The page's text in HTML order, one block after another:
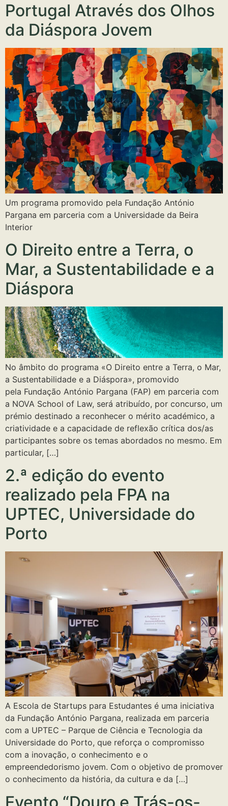
Portugal Através dos Olhos
da Diáspora Jovem
Um programa promovido pela Fundação António
Pargana em parceria com a Universidade da Beira
Interior
O Direito entre a Terra, o
Mar, a Sustentabilidade e a
Diáspora
No âmbito do programa «O Direito entre a Terra, o Mar,
a Sustentabilidade e a Diáspora», promovido
pela Fundação António Pargana (FAP) em parceria com
a NOVA School of Law, será atribuído, por concurso, um
prémio destinado a reconhecer o mérito académico, a
criatividade e a capacidade de reflexão crítica dos/as
participantes sobre os temas abordados no mesmo. Em
particular, […]
2.ª edição do evento
realizado pela FPA na
UPTEC, Universidade do
Porto
A Escola de Startups para Estudantes é uma iniciativa
da Fundação António Pargana, realizada em parceria
com a UPTEC – Parque de Ciência e Tecnologia da
Universidade do Porto, que reforça o compromisso
com a inovação, o conhecimento e o
empreendedorismo jovem. Com o objetivo de promover
o conhecimento da história, da cultura e da […]
Evento “Douro e Trás-os-